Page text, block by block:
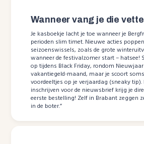
Wanneer vang je die
Je kasboekje lacht je toe wanneer je
perioden slim timet. Nieuwe acties
seizoenswissels, zoals de grote
wanneer de festivalzomer start – hatsee!
op tijdens Black Friday, rondom
vakantiegeld-maand, maar je scoort
voordeeltjes op je verjaardag (sneaky
inschrijven voor de nieuwsbrief krijg je
eerste bestelling! Zelf in Brabant zeggen
in de boter.”